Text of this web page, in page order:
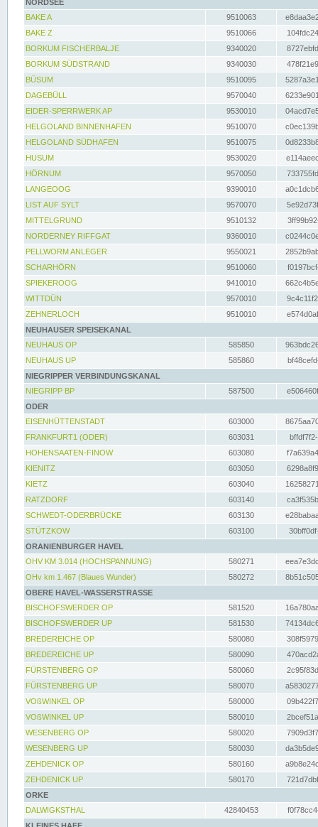
NORDSEE
BAKE A
9510063
BAKE Z
9510066
BORKUM FISCHERBALJE
9340020
BORKUM SÜDSTRAND
9340030
BÜSUM
9510095
DAGEBÜLL
9570040
EIDER-SPERRWERK AP
9530010
HELGOLAND BINNENHAFEN
9510070
HELGOLAND SÜDHAFEN
9510075
HUSUM
9530020
HÖRNUM
9570050
LANGEOOG
9390010
LIST AUF SYLT
9570070
MITTELGRUND
9510132
NORDERNEY RIFFGAT
9360010
PELLWORM ANLEGER
9550021
SCHARHÖRN
9510060
SPIEKEROOG
9410010
WITTDÜN
9570010
ZEHNERLOCH
9510010
NEUHAUSER SPEISEKANAL
NEUHAUS OP
585850
NEUHAUS UP
585860
NIEGRIPPER VERBINDUNGSKANAL
NIEGRIPP BP
587500
ODER
EISENHÜTTENSTADT
603000
FRANKFURT1 (ODER)
603031
HOHENSAATEN-FINOW
603080
KIENITZ
603050
KIETZ
603040
RATZDORF
603140
SCHWEDT-ODERBRÜCKE
603130
STÜTZKOW
603100
ORANIENBURGER HAVEL
OHV KM 3.014 (HOCHSPANNUNG)
580271
OHv km 1.467 (Blaues Wunder)
580272
OBERE HAVEL-WASSERSTRASSE
BISCHOFSWERDER OP
581520
BISCHOFSWERDER UP
581530
BREDEREICHE OP
580080
BREDEREICHE UP
580090
FÜRSTENBERG OP
580060
FÜRSTENBERG UP
580070
VOßWINKEL OP
580000
VOßWINKEL UP
580010
WESENBERG OP
580020
WESENBERG UP
580030
ZEHDENICK OP
580160
ZEHDENICK UP
580170
ORKE
DALWIGKSTHAL
42840453